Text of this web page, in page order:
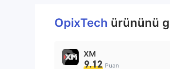
9
OpixTech ürününü
XM
9.12 Puan